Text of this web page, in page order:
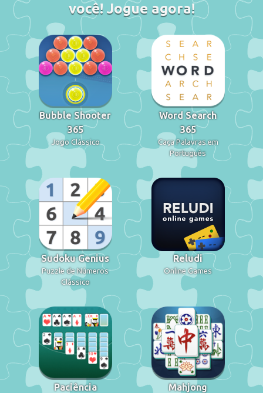
você! Jogue agora!
Bubble Shooter
365
Jogo Clássico
Word Search
365
Caça Palavras em
Português
Sudoku Genius
Puzzle de Números
Clássico
Reludi
Online Games
Paciência Mahjong